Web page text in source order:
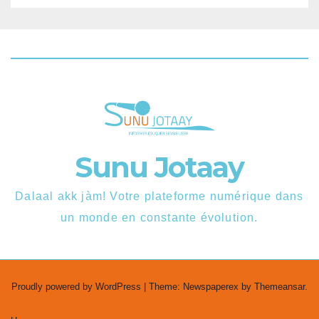
Sunu Jotaay
Dalaal akk jàm! Votre plateforme numérique dans
un monde en constante évolution.
Proudly powered by WordPress | Theme: Newspaperex by Themeansar.